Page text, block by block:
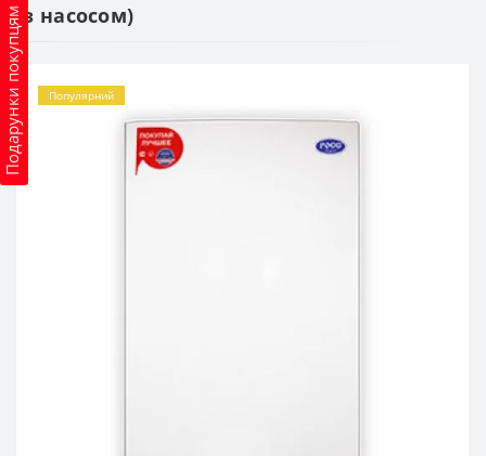
Подарунки покупцям(з насосом)
Популярний